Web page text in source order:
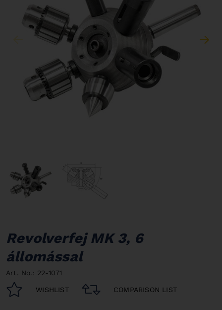
Revolverfej MK 3, 6
állomással
Art. No.: 22-1071
WISHLIST COMPARISON LIST